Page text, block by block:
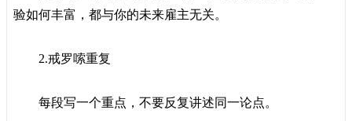
验如何丰富，都与你的未来雇主无关。
2.戒罗嗦重复
每段写一个重点，不要反复讲述同一论点。